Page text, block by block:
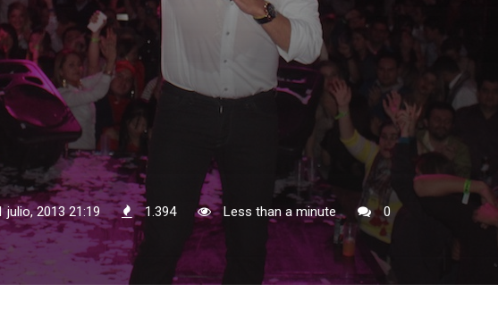
julio, 2013 21:19 1.394 Less than a minute 0